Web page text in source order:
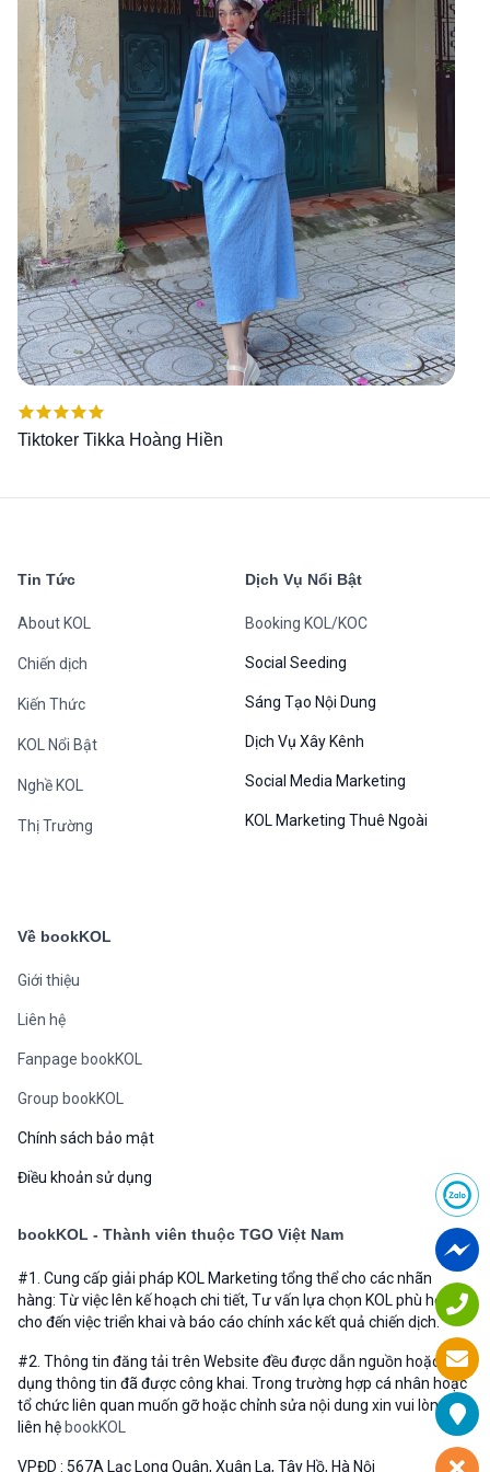
Tiktoker Tikka Hoàng Hiền
Được xếp
Tin Tức
About KOL
Chiến dịch
Kiến Thức
KOL Nổi Bật
Nghề KOL
Thị Trường
Dịch Vụ Nổi Bật
Booking KOL/KOC
Social Seeding
Sáng Tạo Nội Dung
Dịch Vụ Xây Kênh
Social Media Marketing
KOL Marketing Thuê Ngoài
Về bookKOL
Giới thiệu
Liên hệ
Fanpage bookKOL
Group bookKOL
Chính sách bảo mật
Điều khoản sử dụng
bookKOL - Thành viên thuộc TGO Việt Nam
#1. Cung cấp giải pháp KOL Marketing tổng thể cho các nhãn
hàng: Từ việc lên kế hoạch chi tiết, Tư vấn lựa chọn KOL phù hợp
cho đến việc triển khai và báo cáo chính xác kết quả chiến dịch.
#2. Thông tin đăng tải trên Website đều được dẫn nguồn hoặc sử
dụng thông tin đã được công khai. Trong trường hợp cá nhân hoặc
tổ chức liên quan muốn gỡ hoặc chỉnh sửa nội dung xin vui lòng
liên hệ bookKOL
VPĐD : 567A Lạc Long Quân, Xuân La, Tây Hồ, Hà Nội